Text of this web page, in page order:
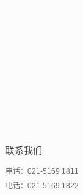
联系我们
电话：021-5169 1811
电话：021-5169 1822